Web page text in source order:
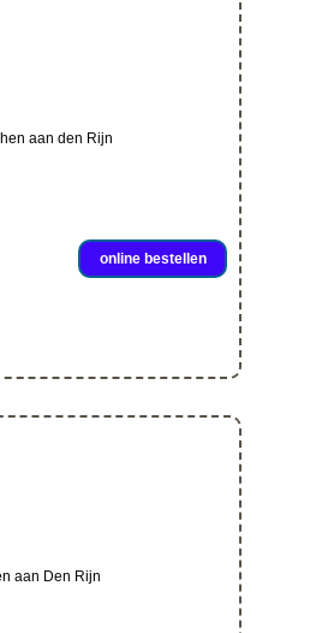
aan den Rijn
online bestellen
aan Den Rijn